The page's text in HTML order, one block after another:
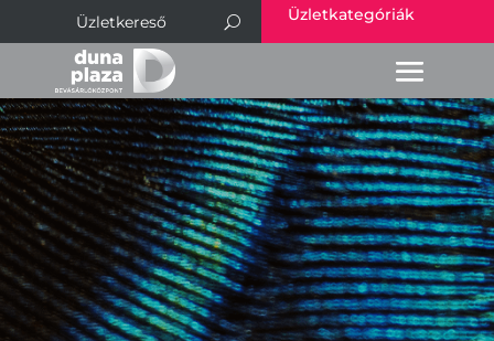
Üzletkategóriák